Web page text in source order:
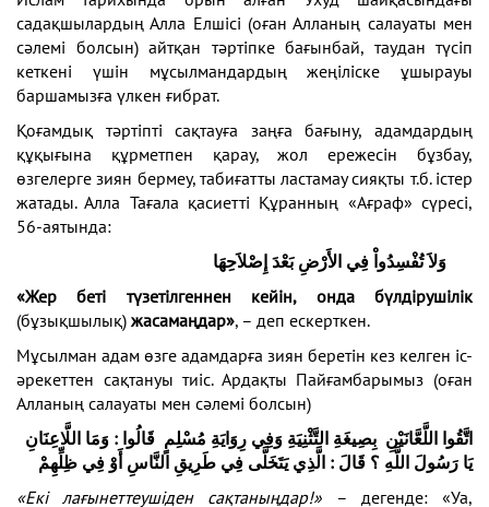
садақшылардың Алла Елшісі (оған Алланың салауаты мен
сәлемі болсын) айтқан тәртіпке бағынбай, таудан түсіп
кеткені үшін мұсылмандардың жеңіліске ұшырауы
баршамызға үлкен ғибрат.
Қоғамдық тәртіпті сақтауға заңға бағыну, адамдардың
құқығына құрметпен қарау, жол ережесін бұзбау,
өзгелерге зиян бермеу, табиғатты ластамау сияқты т.б. істер
жатады. Алла Тағала қасиетті Құранның «Ағраф» сүресі,
56-аятында:
وَلاَ تُفْسِدُواْ فِي الأَرْضِ بَعْدَ إِصْلاَحِهَا
«Жер беті түзетілгеннен кейін, онда бүлдірушілік
(бұзықшылық) жасамаңдар», – деп ескерткен.
Мұсылман адам өзге адамдарға зиян беретін кез келген іс-
әрекеттен сақтануы тиіс. Ардақты Пайғамбарымыз (оған
Алланың салауаты мен сәлемі болсын)
اتَّقُوا اللَّعَّانَيْنِ بِصِيغَةِ التَّثْنِيَةِ وَفِي رِوَايَةِ مُسْلِمٍ قَالُوا : وَمَا اللَّاعِنَانِ
يَا رَسُولَ اللَّهِ ؟ قَالَ : الَّذِي يَتَخَلَّى فِي طَرِيقِ النَّاسِ أَوْ فِي ظِلِّهِمْ
«Екі лағынеттеушіден сақтаныңдар!» – дегенде: «Уа,